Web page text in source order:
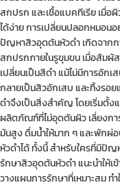
สกปรก และเชื้อแบคทีเรีย เมื่อ
ได้ง่าย การเปลี่ยนปลอกหมอน
ปัญหาสิวอุดตันหัวดำ เกิดจากก
สกปรกภายในรูขุมขน เมื่อสัมผั
เปลี่ยนเป็นสีดำ แม้ไม่มีการอัก
กลายเป็นสิวอักเสบ และทิ้งรอ
ดำจึงเป็นสิ่งสำคัญ โดยเริ่มตั้ง
ผลิตภัณฑ์ที่ไม่อุดตันผิว เลี่ยงกา
มันสูง ดื่มน้ำให้มาก ๆ และพักผ่
หัวดำได้ ทั้งนี้ สำหรับใครที่มีปั
รักษาสิวอุดตันหัวดำ แนะนำให้
วางแผนการรักษาที่เหมาะสม ท